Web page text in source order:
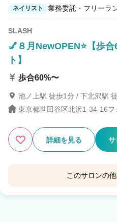
ネイリスト 業務委託・フリーラ
SLASH
💅８月NewOPEN⭐【歩
ト】
歩合60%〜
池ノ上駅 徒歩1分 / 下北沢駅
東京都世田谷区北沢1-34-16フ
詳細を見る サ
このサロンの
REI